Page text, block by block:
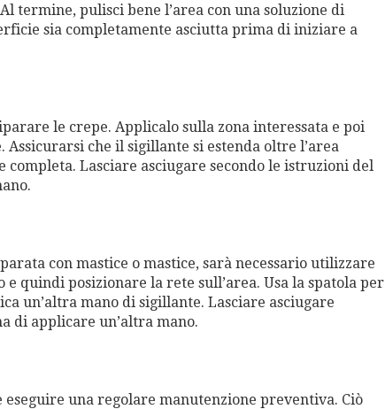
termine, pulisci bene l’area con una soluzione di
sia completamente asciutta prima di iniziare a
le crepe. Applicalo sulla zona interessata e poi
che il sigillante si estenda oltre l’area
Lasciare asciugare secondo le istruzioni del
con mastice o mastice, sarà necessario utilizzare
quindi posizionare la rete sull’area. Usa la spatola per
un’altra mano di sigillante. Lasciare asciugare
di applicare un’altra mano.
una regolare manutenzione preventiva. Ciò